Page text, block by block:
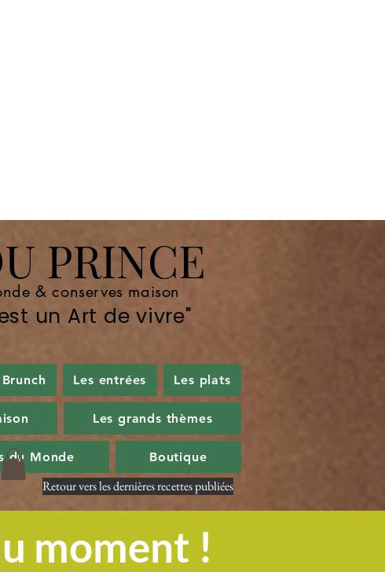
PRINCE
& conserves maison
un Art de vivre"
Les entrées Les plats
Les grands thèmes
du Monde Boutique
Retour vers les dernières recettes publiées
moment !